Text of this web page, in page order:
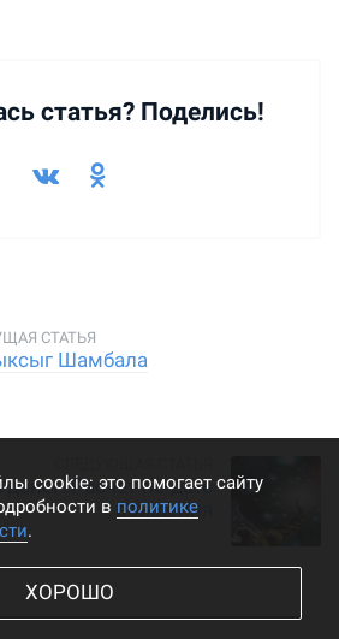
статья? Поделись!
Шамбала
Расчет по дате
рождения
cookie: это помогает сайту
в политике
.
ХОРОШО